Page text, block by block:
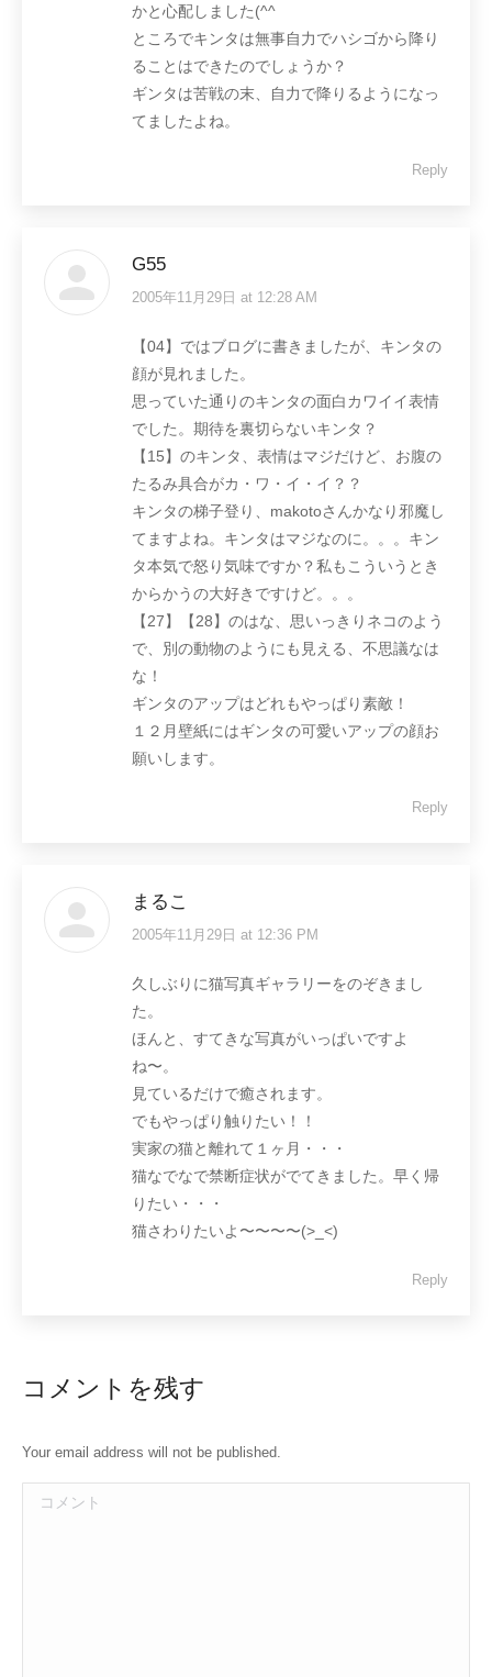
かと心配しました(^^ゞ
ところでキンタは無事自力でハシゴから降り
ることはできたのでしょうか？
ギンタは苦戦の末、自力で降りるようになっ
てましたよね。
Reply
G55
says:
2005年11月29日 at 12:28 AM
【04】ではブログに書きましたが、キンタの
顔が見れました。
思っていた通りのキンタの面白カワイイ表情
でした。期待を裏切らないキンタ？
【15】のキンタ、表情はマジだけど、お腹の
たるみ具合がカ・ワ・イ・イ？？
キンタの梯子登り、makotoさんかなり邪魔し
てますよね。キンタはマジなのに。。。キン
タ本気で怒り気味ですか？私もこういうとき
からかうの大好きですけど。。。
【27】【28】のはな、思いっきりネコのよう
で、別の動物のようにも見える、不思議なは
な！
ギンタのアップはどれもやっぱり素敵！
１２月壁紙にはギンタの可愛いアップの顔お
願いします。
Reply
まるこ
says:
2005年11月29日 at 12:36 PM
久しぶりに猫写真ギャラリーをのぞきまし
た。
ほんと、すてきな写真がいっぱいですよ
ね〜。
見ているだけで癒されます。
でもやっぱり触りたい！！
実家の猫と離れて１ヶ月・・・
猫なでなで禁断症状がでてきました。早く帰
りたい・・・
猫さわりたいよ〜〜〜〜(>_<)
Reply
コメントを残す
Your email address will not be published.
コメント